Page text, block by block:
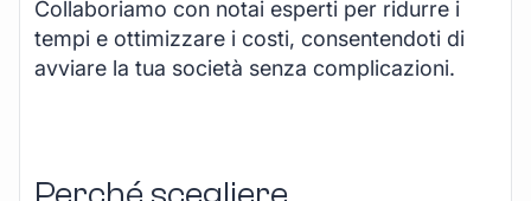
Collaboriamo con notai esperti per ridurre i
tempi e ottimizzare i costi, consentendoti di
avviare la tua società senza complicazioni.